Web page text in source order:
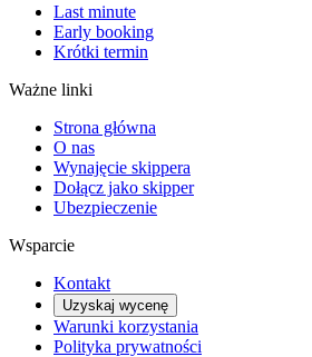
Last minute
Early booking
Krótki termin
Ważne linki
Strona główna
O nas
Wynajęcie skippera
Dołącz jako skipper
Ubezpieczenie
Wsparcie
Kontakt
Uzyskaj wycenę
Warunki korzystania
Polityka prywatności